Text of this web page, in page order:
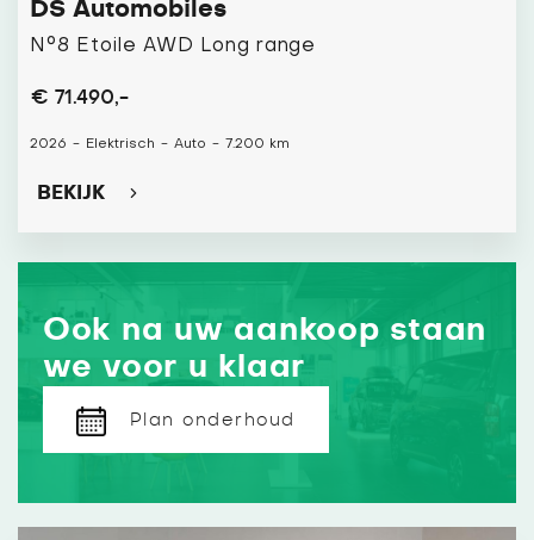
DS Automobiles
N°8 Etoile AWD Long range
€ 71.490,-
2026 - Elektrisch - Auto - 7.200 km
BEKIJK
Ook na uw aankoop staan
we voor u klaar
Plan onderhoud